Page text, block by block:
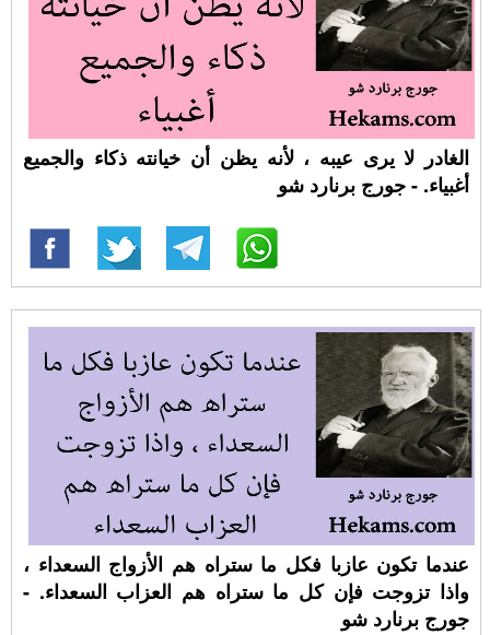
الغادر لا يرى عيبه ، لأنه يظن أن خيانته ذكاء والجميع
أغبياء. - جورج برنارد شو
عندما تكون عازبا فكل ما ستراه هم الأزواج السعداء ،
واذا تزوجت فإن كل ما ستراه هم العزاب السعداء. -
جورج برنارد شو